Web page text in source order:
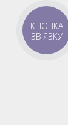
КНОПКА
ЗВ'ЯЗКУ